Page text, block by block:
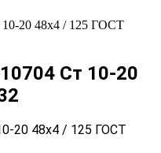
20 48x4 / 125 ГОСТ
Ст 10-20
20 48x4 / 125 ГОСТ